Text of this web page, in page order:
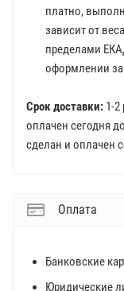
платно,
зависит от
пределами
оформлении
Срок доставки: 1-2
оплачен сегодня
сделан и оплачен
Оплата
Банковские
Юридические